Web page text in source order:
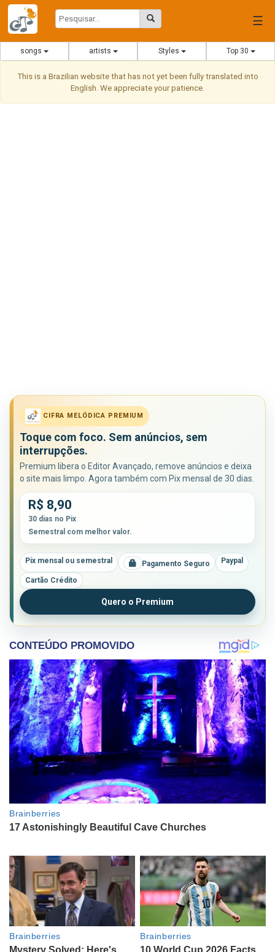
☰
songs artists Styles Top 30
This is a Brazilian website that has not yet been fully translated into
English. We appreciate your patience.
CIFRA MELÓDICA PREMIUM
Toque com foco. Sem anúncios, sem
interrupções.
Premium libera o Editor Avançado, remove anúncios e deixa
o site mais limpo. Agora também com Pix mensal de 30 dias.
R$ 8,90
30 dias no Pix
Semestral com melhor valor.
Pix mensal ou semestral Pagamento Seguro Paypal
Cartão Crédito
Quero o Premium